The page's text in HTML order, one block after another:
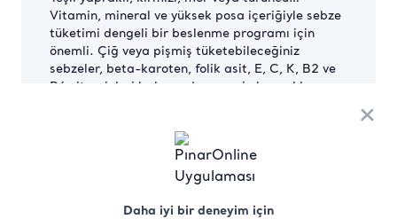
×
Daha iyi bir deneyim için
Vitamin, mineral ve yüksek posa içeriğiyle sebze
tüketimi dengeli bir beslenme programı için
önemli. Çiğ veya pişmiş tüketebileceğiniz
sebzeler, beta-karoten, folik asit, E, C, K, B2 ve
B6 vitaminleri bakımından zengin kaynaklar.
olmazsa olmaz olan meyveler de öğünlerinizde
bulunmalı. Beslenme uzmanları, meyve suyu
içmektense meyvenin kendisini yemeyi besinin